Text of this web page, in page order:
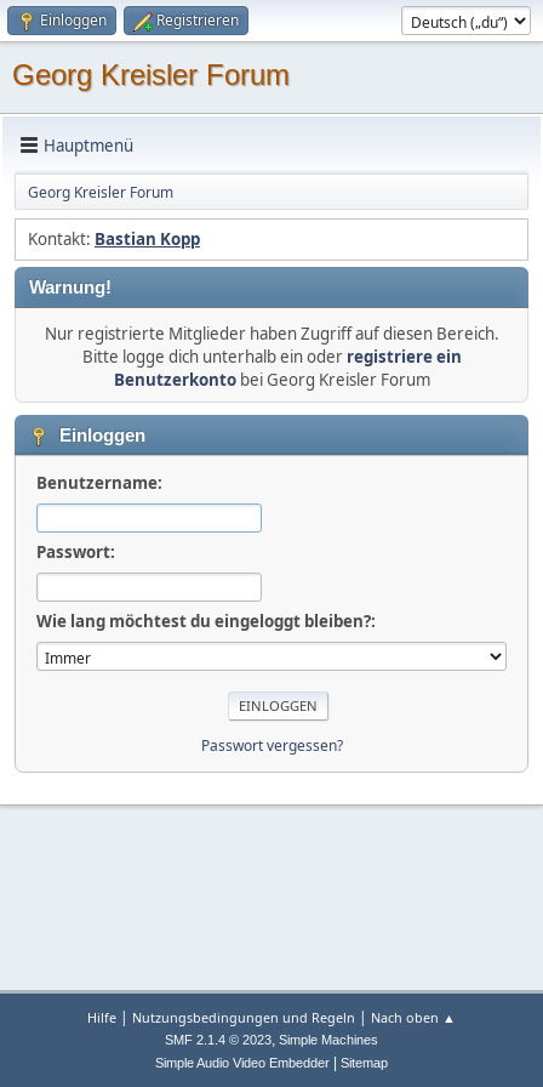
Einloggen Registrieren
Georg Kreisler Forum
Hauptmenü
Georg Kreisler Forum
Kontakt: Bastian Kopp
Warnung!
Nur registrierte Mitglieder haben Zugriff auf diesen Bereich.
Bitte logge dich unterhalb ein oder registriere ein
Benutzerkontobei Georg Kreisler Forum
Einloggen
Benutzername:
Passwort:
Wie lang möchtest du eingeloggt bleiben?:
Passwort vergessen?
Hilfe | Nutzungsbedingungen und Regeln | Nach oben ▲
SMF 2.1.4 © 2023, Simple Machines
Simple Audio Video Embedder
Sitemap